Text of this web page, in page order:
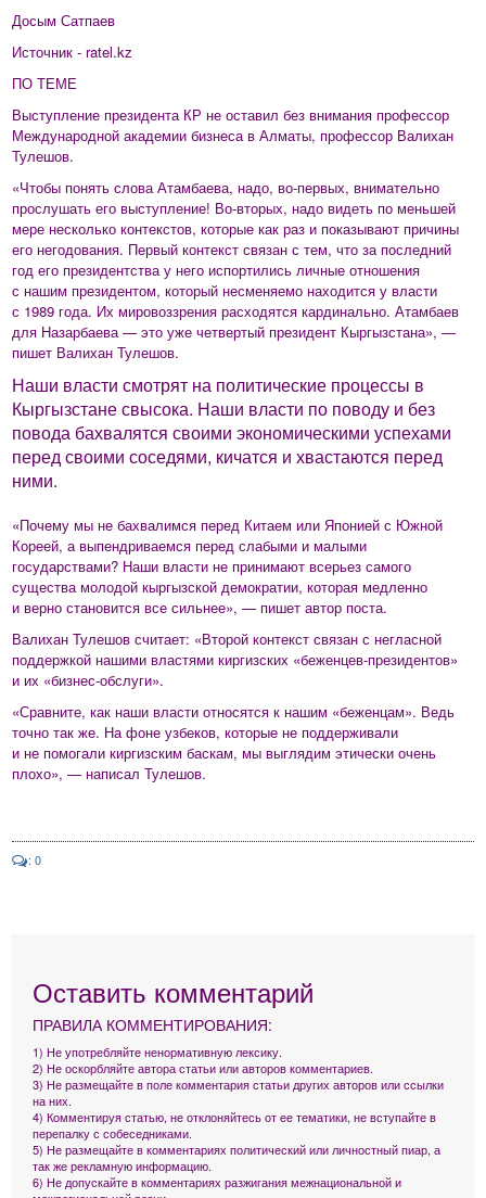
Досым Сатпаев
Источник - ratel.kz
ПО ТЕМЕ
Выступление президента КР не оставил без внимания профессор
Международной академии бизнеса в Алматы, профессор Валихан
Тулешов.
«Чтобы понять слова Атамбаева, надо, во-первых, внимательно
прослушать его выступление! Во-вторых, надо видеть по меньшей
мере несколько контекстов, которые как раз и показывают причины
его негодования. Первый контекст связан с тем, что за последний
год его президентства у него испортились личные отношения
с нашим президентом, который несменяемо находится у власти
с 1989 года. Их мировоззрения расходятся кардинально. Атамбаев
для Назарбаева — это уже четвертый президент Кыргызстана», —
пишет Валихан Тулешов.
Наши власти смотрят на политические процессы в
Кыргызстане свысока. Наши власти по поводу и без
повода бахвалятся своими экономическими успехами
перед своими соседями, кичатся и хвастаются перед
ними.
«Почему мы не бахвалимся перед Китаем или Японией с Южной
Кореей, а выпендриваемся перед слабыми и малыми
государствами? Наши власти не принимают всерьез самого
существа молодой кыргызской демократии, которая медленно
и верно становится все сильнее», — пишет автор поста.
Валихан Тулешов считает: «Второй контекст связан с негласной
поддержкой нашими властями киргизских «беженцев-президентов»
и их «бизнес-обслуги».
«Сравните, как наши власти относятся к нашим «беженцам». Ведь
точно так же. На фоне узбеков, которые не поддерживали
и не помогали киргизским баскам, мы выглядим этически очень
плохо», — написал Тулешов.
: 0
Оставить комментарий
ПРАВИЛА КОММЕНТИРОВАНИЯ:
1) Не употребляйте ненормативную лексику.
2) Не оскорбляйте автора статьи или авторов комментариев.
3) Не размещайте в поле комментария статьи других авторов или ссылки
на них.
4) Комментируя статью, не отклоняйтесь от ее тематики, не вступайте в
перепалку с собеседниками.
5) Не размещайте в комментариях политический или личностный пиар, а
так же рекламную информацию.
6) Не допускайте в комментариях разжигания межнациональной и